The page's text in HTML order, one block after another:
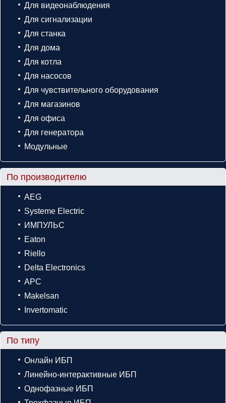
Для видеонаблюдения
Для сигнализации
Для станка
Для дома
Для котла
Для насосов
Для чувствительного оборудования
Для магазинов
Для офиса
Для генератора
Модульные
По производителю
AEG
Systeme Electric
ИМПУЛЬС
Eaton
Riello
Delta Electronics
APC
Makelsan
Invertomatic
По типу
Онлайн ИБП
Линейно-интерактивные ИБП
Однофазные ИБП